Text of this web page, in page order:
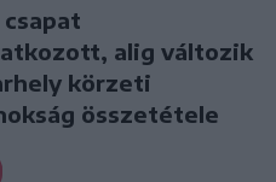
alig változik
körzeti
összetétele